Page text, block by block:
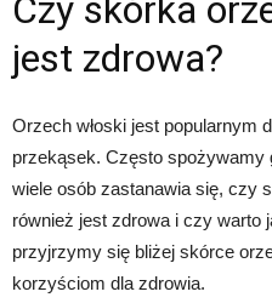
Czy skórka
jest zdrowa?
Orzech włoski jest popularnym
przekąsek. Często spożywamy
wiele osób zastanawia się, czy
również jest zdrowa i czy warto
przyjrzymy się bliżej skórce
korzyściom dla zdrowia.